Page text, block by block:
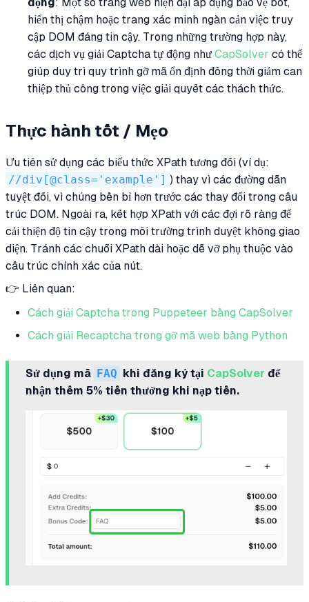
hiển thị chậm hoặc trang xác minh ngăn cản việc truy
cập DOM đáng tin cậy. Trong những trường hợp này,
các dịch vụ giải Captcha tự động như CapSolver có thể
giúp duy trì quy trình gỡ mã ổn định đồng thời giảm can
thiệp thủ công trong việc giải quyết các thách thức.
Thực hành tốt / Mẹo
Ưu tiên sử dụng các biểu thức XPath tương đối (ví dụ:
//div[@class='example'] ) thay vì các đường dẫn
tuyệt đối, vì chúng bền bỉ hơn trước các thay đổi trong cấu
trúc DOM. Ngoài ra, kết hợp XPath với các đợi rõ ràng để
cải thiện độ tin cậy trong môi trường trình duyệt không giao
diện. Tránh các chuỗi XPath dài hoặc dễ vỡ phụ thuộc vào
cấu trúc chính xác của nút.
👉 Liên quan:
Cách giải Captcha trong Puppeteer bằng CapSolver
Cách giải Recaptcha trong gỡ mã web bằng Python
Sử dụng mã FAQ khi đăng ký tại CapSolver để
nhận thêm 5% tiền thưởng khi nạp tiền.